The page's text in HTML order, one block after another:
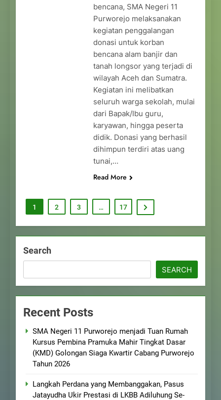
bencana, SMA Negeri 11
Purworejo melaksanakan
kegiatan penggalangan
donasi untuk korban
bencana alam banjir dan
tanah longsor yang terjadi di
wilayah Aceh dan Sumatra.
Kegiatan ini melibatkan
seluruh warga sekolah, mulai
dari Bapak/Ibu guru,
karyawan, hingga peserta
didik. Donasi yang berhasil
dihimpun terdiri atas uang
tunai,…
Read More
1 2 3 … 17
Search
SEARCH
Recent Posts
SMA Negeri 11 Purworejo menjadi Tuan Rumah
Kursus Pembina Pramuka Mahir Tingkat Dasar
(KMD) Golongan Siaga Kwartir Cabang Purworejo
Tahun 2026
Langkah Perdana yang Membanggakan, Pasus
Jatayudha Ukir Prestasi di LKBB Adiluhung Se-